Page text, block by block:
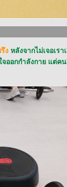
ง หลังจากไม่เจอเรา
อกกำลังกาย แต่ค